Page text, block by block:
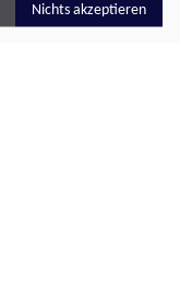
Nichts akzeptieren